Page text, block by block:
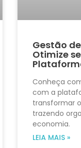
Gestão
Otimize
Conheça
com a
transformar
trazendo
economia.
LEIA MAIS »